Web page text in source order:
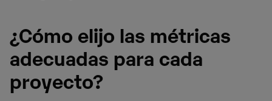
¿Cómo elijo las métricas
adecuadas para cada
proyecto?